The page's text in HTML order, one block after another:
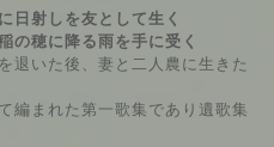
日射しを友として生く
の穂に降る雨を手に受く
退いた後、妻と二人農に生きた
編まれた第一歌集であり遺歌集